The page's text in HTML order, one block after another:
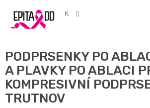
obsah
CZK
PODPRSENKY PO
A PLAVKY PO ABLACI
KOMPRESIVNÍ
TRUTNOV